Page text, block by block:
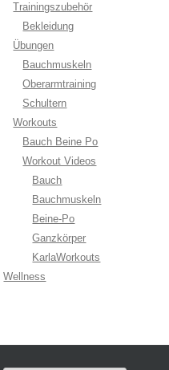
Trainingszubehör
Bekleidung
Übungen
Bauchmuskeln
Oberarmtraining
Schultern
Workouts
Bauch Beine Po
Workout Videos
Bauch
Bauchmuskeln
Beine-Po
Ganzkörper
KarlaWorkouts
Wellness